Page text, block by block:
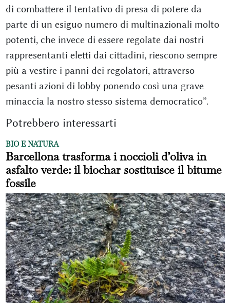
di combattere il tentativo di presa di potere da
parte di un esiguo numero di multinazionali molto
potenti, che invece di essere regolate dai nostri
rappresentanti eletti dai cittadini, riescono sempre
più a vestire i panni dei regolatori, attraverso
pesanti azioni di lobby ponendo così una grave
minaccia la nostro stesso sistema democratico”.
Potrebbero interessarti
BIO E NATURA
Barcellona trasforma i noccioli d’oliva in
asfalto verde: il biochar sostituisce il bitume
fossile